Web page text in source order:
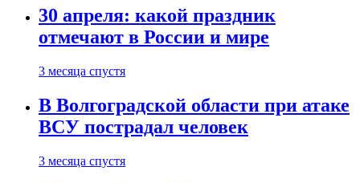
30 апреля: какой праздник
отмечают в России и мире
3 месяца спустя
В Волгоградской области при атаке
ВСУ пострадал человек
3 месяца спустя